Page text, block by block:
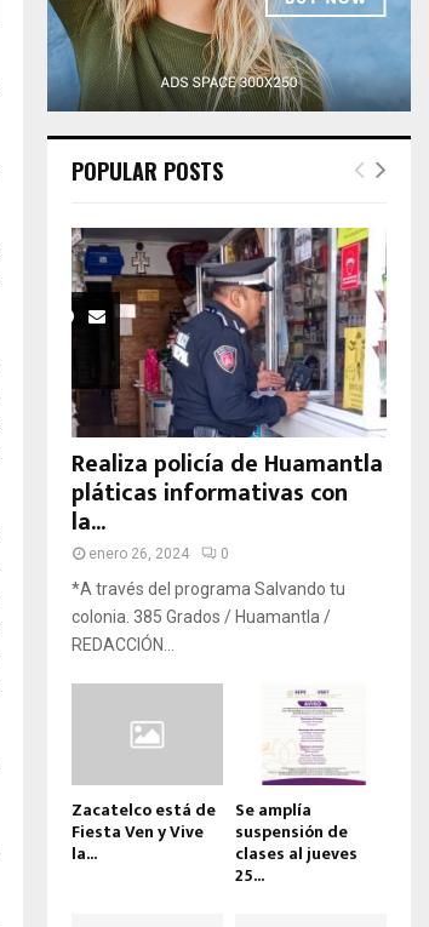
POPULAR POSTS
Realiza policía de Huamantla
pláticas informativas con
la...
enero 26, 2024 0
*A través del programa Salvando tu
colonia. 385 Grados / Huamantla /
REDACCIÓN...
Zacatelco está de
Fiesta Ven y Vive
la...
Se amplía
suspensión de
clases al jueves
25...